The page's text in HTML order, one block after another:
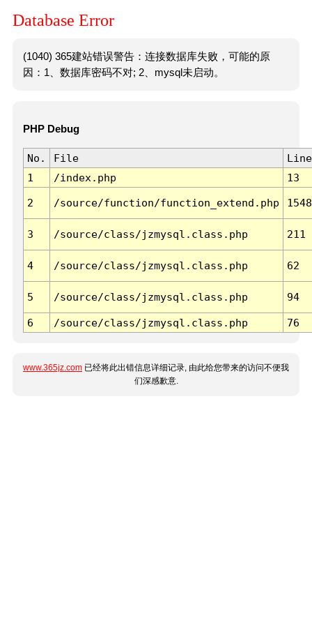
Database Error
(1040) 365建站错误警告：连接数据库失败，可能的原
因：1、数据库密码不对; 2、mysql未启动。
PHP Debug
No. File
Line
1
/index.php 13
2 /source/function/function_extend.php 1548
3 /source/class/jzmysql.class.php 211
4 /source/class/jzmysql.class.php 62
5 /source/class/jzmysql.class.php 94
6 /source/class/jzmysql.class.php 76
www.365jz.com 已经将此出错信息详细记录, 由此给您带来的访问不便我
们深感歉意.